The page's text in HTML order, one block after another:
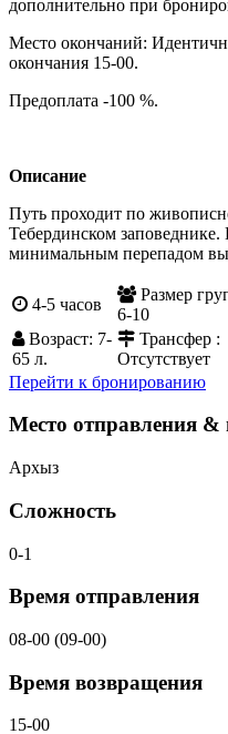
дополнительно при
Место окончаний:
окончания 15-00.
Предоплата -100 %.
Описание
Путь проходит по
Тебердинском
минимальным перепадом
4-5 часов
Размер
6-10
Возраст: 7-
65 л.
Трансфер :
Отсутствует
Перейти к бронированию
Место отправления &
Архыз
Сложность
0-1
Время отправления
08-00 (09-00)
Время возвращения
15-00